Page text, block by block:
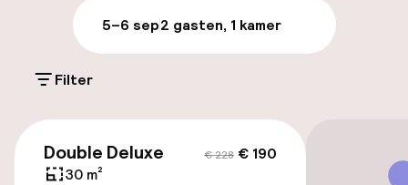
Parkeren & mobiliteit
Parkeergelegenheid op eigen terrein
(buiten)
Openbaar parkeren
5–6 sep2 gasten, 1 kamer
Filter
€ 228 € 190
Double Deluxe
30 m²